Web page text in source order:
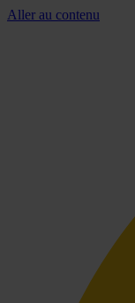
Aller au contenu